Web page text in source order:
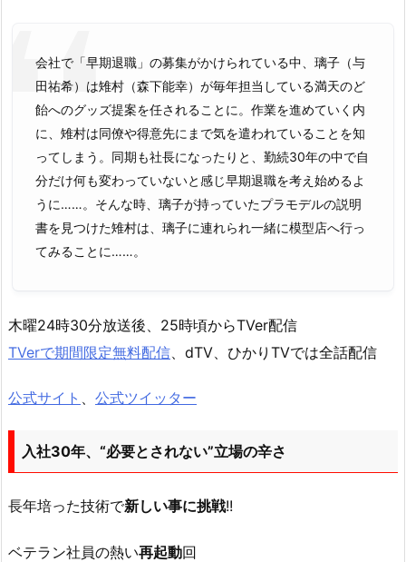
会社で「早期退職」の募集がかけられている中、璃子（与
田祐希）は雉村（森下能幸）が毎年担当している満天のど
飴へのグッズ提案を任されることに。作業を進めていく内
に、雉村は同僚や得意先にまで気を遣われていることを知
ってしまう。同期も社長になったりと、勤続30年の中で自
分だけ何も変わっていないと感じ早期退職を考え始めるよ
うに……。そんな時、璃子が持っていたプラモデルの説明
書を見つけた雉村は、璃子に連れられ一緒に模型店へ行っ
てみることに……。
木曜24時30分放送後、25時頃からTVer配信
TVerで期間限定無料配信 、dTV、ひかりTVでは全話配信
公式サイト 、 公式ツイッター
入社30年、“必要とされない”立場の辛さ
長年培った技術で新しい事に挑戦!!
ベテラン社員の熱い再起動回